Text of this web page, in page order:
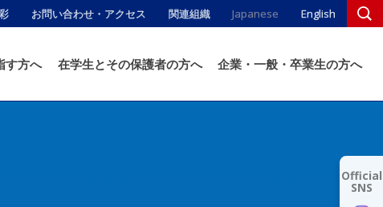
お問い合わせ・アクセス 関連組織 Japanese English
す方へ 在学生とその保護者の方へ 企業・一般・卒業生の方へ
Official
SNS